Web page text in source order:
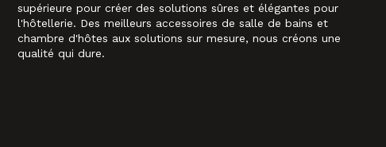
supérieure pour créer des solutions sûres et élégantes pour
l'hôtellerie. Des meilleurs accessoires de salle de bains et
chambre d'hôtes aux solutions sur mesure, nous créons une
qualité qui dure.